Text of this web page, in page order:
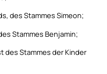
des Stammes Simeon;
Stammes Benjamin;
des Stammes der Kinder